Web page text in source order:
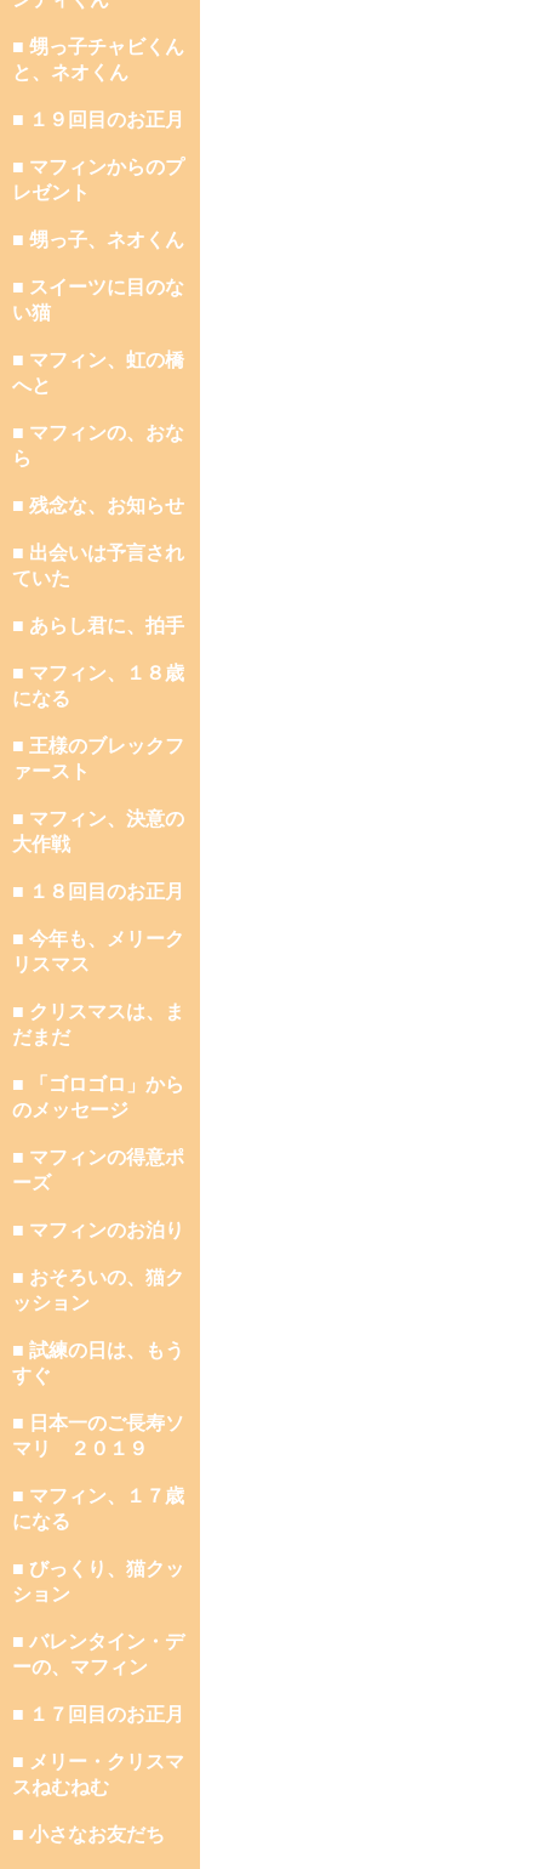
■ 甥っ子チャビくん
と、ネオくん
■ １９回目のお正月
■ マフィンからのプ
レゼント
■ 甥っ子、ネオくん
■ スイーツに目のな
い猫
■ マフィン、虹の橋
へと
■ マフィンの、おな
ら
■ 残念な、お知らせ
■ 出会いは予言され
ていた
■ あらし君に、拍手
■ マフィン、１８歳
になる
■ 王様のブレックフ
ァースト
■ マフィン、決意の
大作戦
■ １８回目のお正月
■ 今年も、メリーク
リスマス
■ クリスマスは、ま
だまだ
■ 「ゴロゴロ」から
のメッセージ
■ マフィンの得意ポ
ーズ
■ マフィンのお泊り
■ おそろいの、猫ク
ッション
■ 試練の日は、もう
すぐ
■ 日本一のご長寿ソ
マリ ２０１９
■ マフィン、１７歳
になる
■ びっくり、猫クッ
ション
■ バレンタイン・デ
ーの、マフィン
■ １７回目のお正月
■ メリー・クリスマ
スねむねむ
■ 小さなお友だち